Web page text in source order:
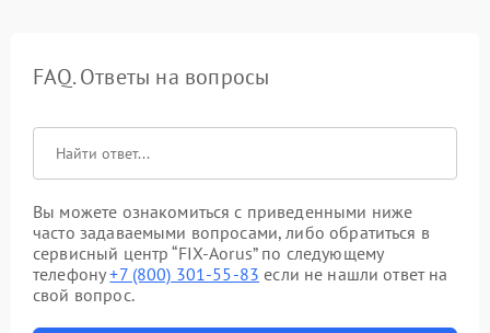
FAQ. Ответы на вопросы
Вы можете ознакомиться с приведенными ниже
часто задаваемыми вопросами, либо обратиться в
сервисный центр “FIX-Aorus” по следующему
телефону+7 (800) 301-55-83 если не нашли ответ на
свой вопрос.